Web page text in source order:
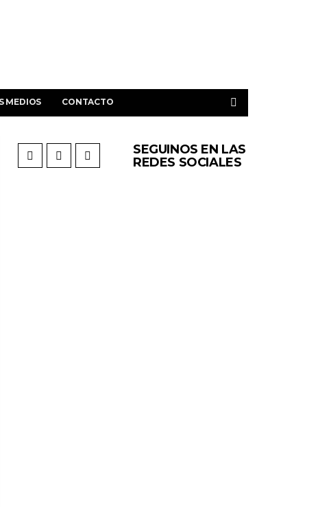
MEDIOS CONTACTO
SEGUINOS EN LAS
REDES SOCIALES